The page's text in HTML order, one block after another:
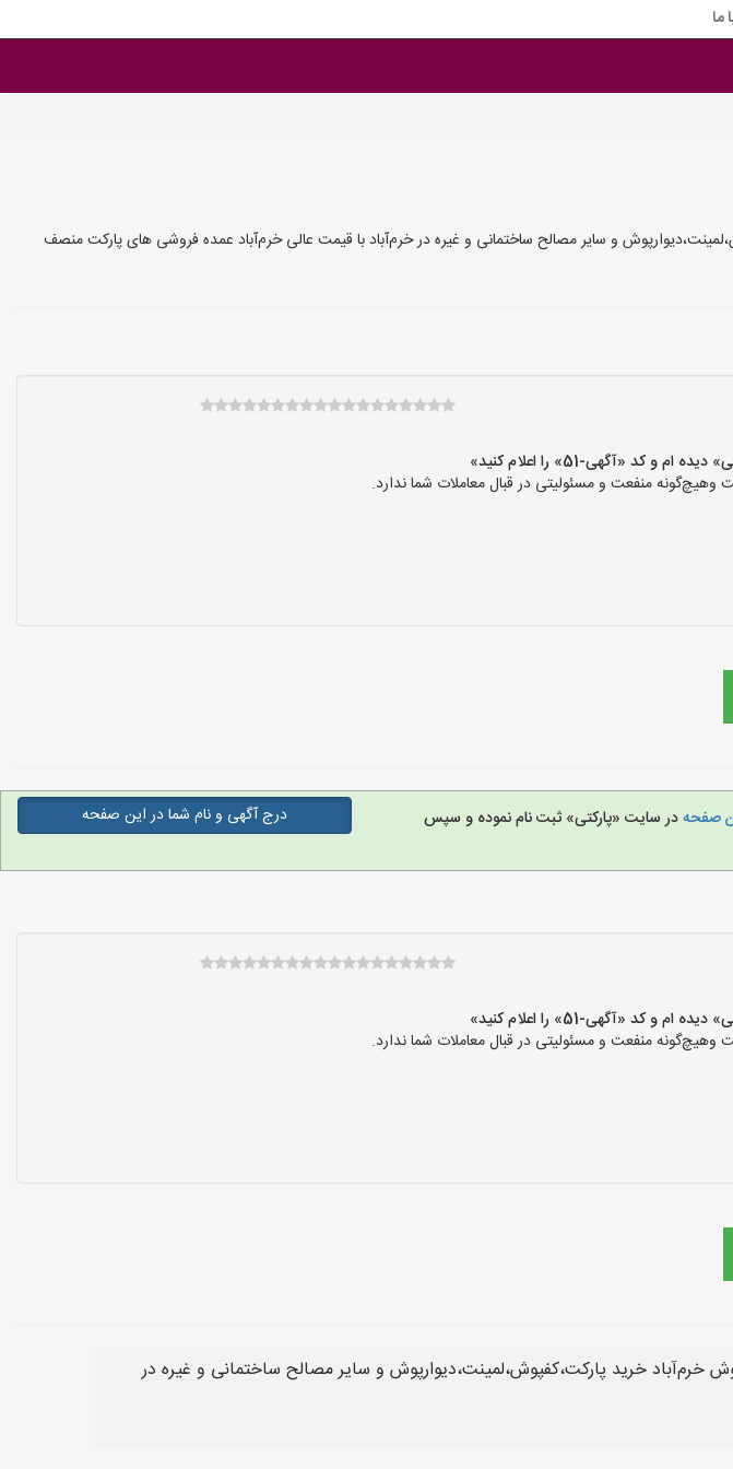
ما
و سایر مصالح ساختمانی و غیره در خرم‌آباد با قیمت عالی خرم‌آباد عمده فروشی های پارکت منصف
«آگهی-51» را اعلام کنید»
منفعت و مسئولیتی در قبال معاملات شما ندارد.
صفحهدر سایت «پارکتی» ثبت نام نموده و سپس
درج آگهی و نام شما در این صفحه
«آگهی-51» را اعلام کنید»
منفعت و مسئولیتی در قبال معاملات شما ندارد.
خرید پارکت،کفپوش،لمینت،دیوارپوش و سایر مصالح ساختمانی و غیره در